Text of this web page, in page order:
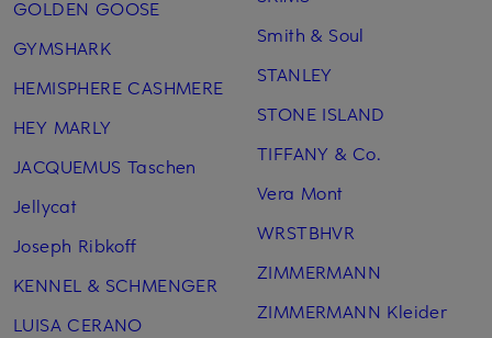
GOLDEN GOOSE
GYMSHARK
HEMISPHERE CASHMERE
HEY MARLY
JACQUEMUS Taschen
Jellycat
Joseph Ribkoff
KENNEL & SCHMENGER
LUISA CERANO
Smith & Soul
STANLEY
STONE ISLAND
TIFFANY & Co.
Vera Mont
WRSTBHVR
ZIMMERMANN
ZIMMERMANN Kleider